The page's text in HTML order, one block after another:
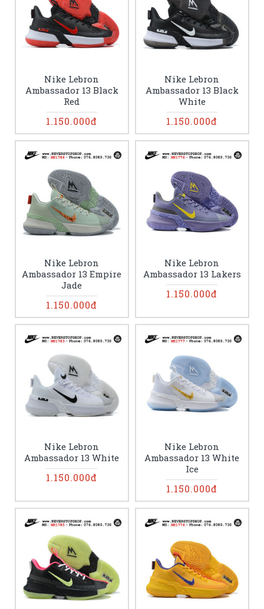
Nike Lebron
Ambassador 13 Black
Red
1.150.000đ
Nike Lebron
Ambassador 13 Black
White
1.150.000đ
Nike Lebron
Ambassador 13 Empire
Jade
1.150.000đ
Nike Lebron
Ambassador 13 Lakers
1.150.000đ
Nike Lebron
Ambassador 13 White
1.150.000đ
Nike Lebron
Ambassador 13 White
Ice
1.150.000đ